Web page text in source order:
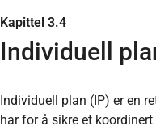
Kapittel 3.4
Individuell
Individuell plan (IP) er en
har for å sikre et